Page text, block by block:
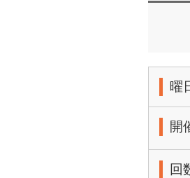
曜
開
回